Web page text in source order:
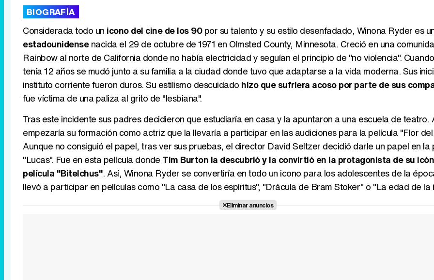
BIOGRAFÍA
Considerada todo un icono del cine de los 90por su talento y su estilo desenfadado, Winona Ryder es
estadounidensenacida el 29 de octubre de 1971 en Olmsted County, Minnesota. Creció en una
Rainbow al norte de California donde no había electricidad y seguían el principio de "no violencia".
tenía 12 años se mudó junto a su familia a la ciudad donde tuvo que adaptarse a la vida moderna. Sus
instituto corriente fueron duros. Su estilismo descuidado hizo que sufriera acoso por parte de sus
fue víctima de una paliza al grito de "lesbiana".
Tras este incidente sus padres decidieron que estudiaría en casa y la apuntaron a una escuela de teatro.
empezaría su formación como actriz que la llevaría a participar en las audiciones para la película "Flor
Aunque no consiguió el papel, tras ver sus pruebas, el director David Seltzer decidió darle un papel en la
"Lucas". Fue en esta película donde Tim Burton la descubrió y la convirtió en la protagonista de su
película "Bitelchus". Así, Winona Ryder se convertiría en todo un icono para los adolescentes de la
llevó a participar en películas como "La casa de los espíritus", "Drácula de Bram Stoker" o "La edad de la
Eliminar anuncios